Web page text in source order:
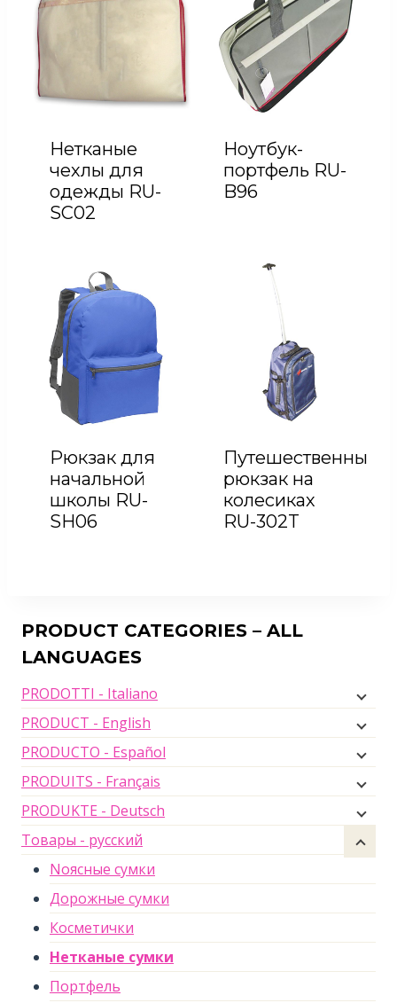
Нетканые
чехлы для
одежды RU-
SC02
Ноутбук-
портфель RU-
B96
Рюкзак для
начальной
школы RU-
SH06
Путешественный
рюкзак на
колесиках
RU-302T
PRODUCT CATEGORIES – ALL
LANGUAGES
PRODOTTI - Italiano
PRODUCT - English
PRODUCTO - Español
PRODUITS - Français
PRODUKTE - Deutsch
Товары - русский
Nоясные сумки
Дорожные сумки
Косметички
Нетканые сумки
Портфель